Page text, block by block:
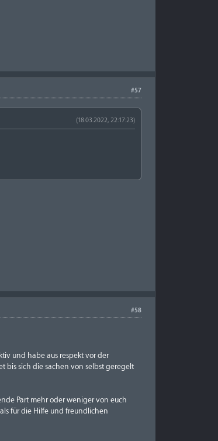
#57
(18.03.2022, 22:17:23)
#58
und habe aus respekt vor der
bis sich die sachen von selbst geregelt
Part mehr oder weniger von euch
für die Hilfe und freundlichen